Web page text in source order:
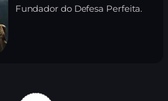
Fundador do Defesa Perfeita.